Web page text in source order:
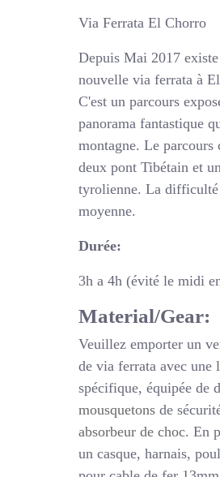
Via Ferrata El Chorro
Depuis Mai 2017
nouvelle via ferrata à
C'est un parcours
panorama fantastique
montagne. Le parcours
deux pont Tibétain et
tyrolienne. La difficulté
moyenne.
Durée:
3h a 4h (évité le midi
Material/Gear:
Veuillez emporter un
de via ferrata avec une
spécifique, équipée de
mousquetons de
absorbeur de choc. En
un casque, harnais,